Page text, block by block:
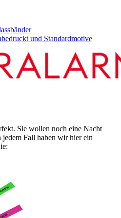
und Standardmotive
Sie wollen noch eine Nacht
Fall haben wir hier ein